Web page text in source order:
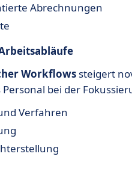
Abrechnungen
Workflows steigert
bei der
Verfahren